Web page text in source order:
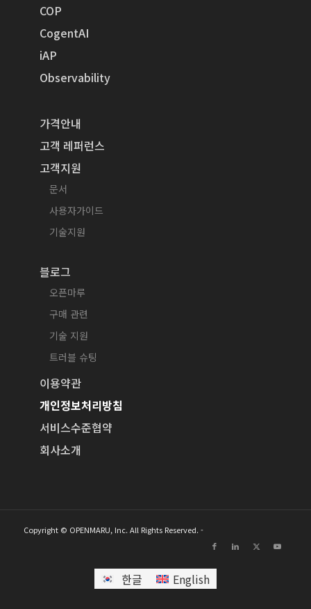
COP
CogentAI
iAP
Observability
가격안내
고객 레퍼런스
고객지원
문서
사용자가이드
기술지원
블로그
오픈마루
구매 관련
기술 지원
트러블 슈팅
이용약관
개인정보처리방침
서비스수준협약
회사소개
Copyright © OPENMARU, Inc. All Rights Reserved. -
한글 English